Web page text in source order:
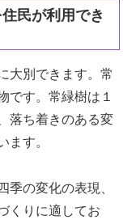
民が利用でき
大別できます。常
です。常緑樹は１
落ち着きのある変
ます。
季の変化の表現、
くりに適してお